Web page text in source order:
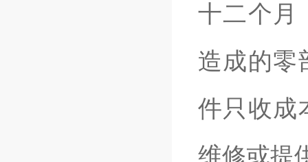
十二个月
造成的零
件只收成
维修或提